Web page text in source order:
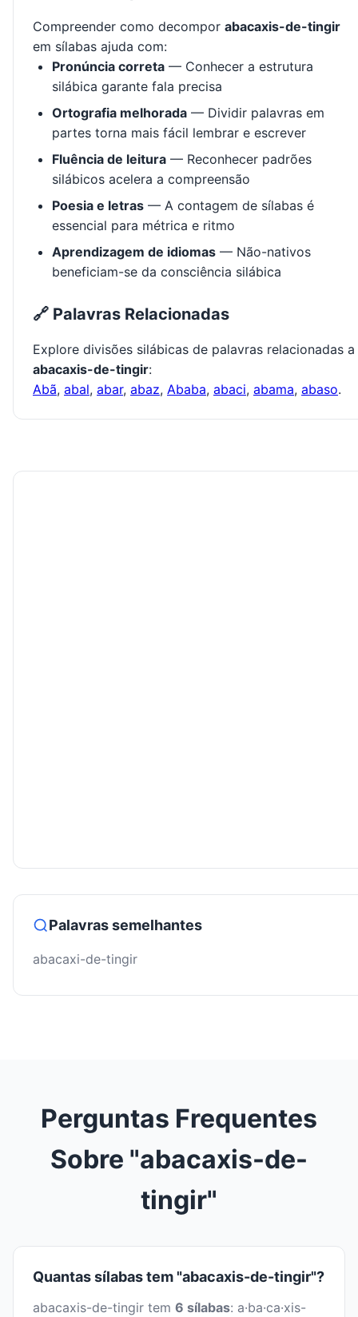
Compreender como decompor abacaxis-de-tingir
em sílabas ajuda com:
Pronúncia correta — Conhecer a estrutura
silábica garante fala precisa
Ortografia melhorada — Dividir palavras em
partes torna mais fácil lembrar e escrever
Fluência de leitura — Reconhecer padrões
silábicos acelera a compreensão
Poesia e letras — A contagem de sílabas é
essencial para métrica e ritmo
Aprendizagem de idiomas — Não-nativos
beneficiam-se da consciência silábica
🔗 Palavras Relacionadas
Explore divisões silábicas de palavras relacionadas a
abacaxis-de-tingir:
Abã, abal, abar, abaz, Ababa, abaci, abama, abaso.
Palavras semelhantes
abacaxi-de-tingir
Perguntas Frequentes
Sobre "abacaxis-de-
tingir"
Quantas sílabas tem "abacaxis-de-tingir"?
abacaxis-de-tingir tem 6 sílabas: a·ba·ca·xis-